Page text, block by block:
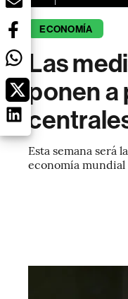
ECONOMÍA
Las
ponen a
Esta semana será
economía mundial